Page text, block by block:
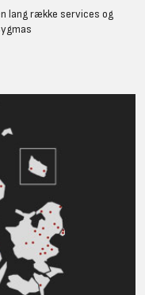
lang række services og